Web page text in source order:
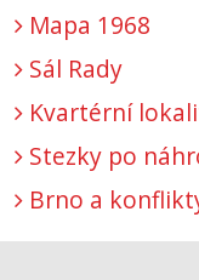
Mapa 1968
Sál Rady
Kvartérní
Stezky po
Brno a